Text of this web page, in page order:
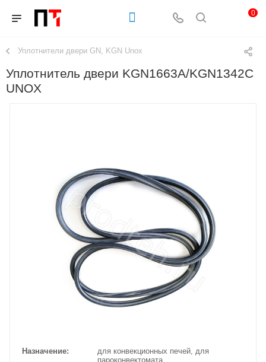
0
Уплотнители двери GN, KGN Unox
Уплотнитель двери KGN1663A/KGN1342C
UNOX
Назначение
для конвекционных печей, для
пароконвектомата